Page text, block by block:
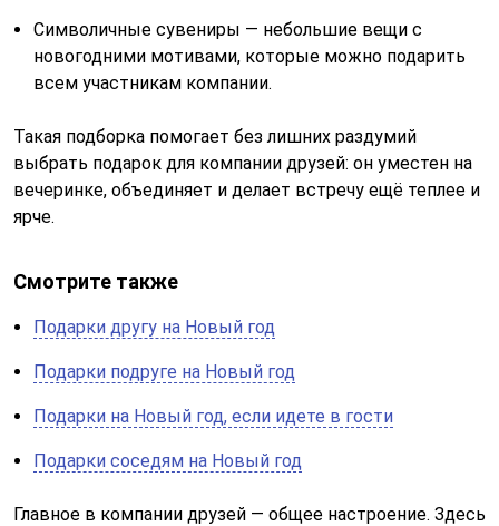
Символичные сувениры — небольшие вещи с
новогодними мотивами, которые можно подарить
всем участникам компании.
Такая подборка помогает без лишних раздумий
выбрать подарок для компании друзей: он уместен на
вечеринке, объединяет и делает встречу ещё теплее и
ярче.
Смотрите также
Подарки другу на Новый год
Подарки подруге на Новый год
Подарки на Новый год, если идете в гости
Подарки соседям на Новый год
Главное в компании друзей — общее настроение. Здесь